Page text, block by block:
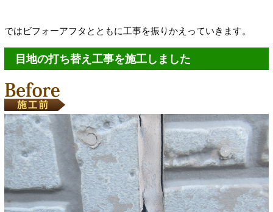
ではビフォーアフタとともに工事を振りかえっていきます。
目地の打ち替え工事を施工しました